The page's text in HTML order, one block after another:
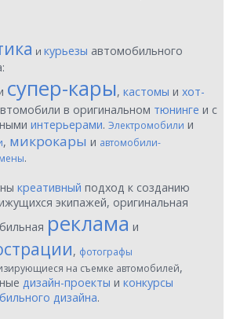
и курьезы автомобильного
супер-кары, кастомы и хот-
в оригинальном тюнинге и с
интерьерами. Электромобили и
, микрокары и автомобили-
.
креативный подход к созданию
экипажей, оригинальная
реклама и
, фотографы
на съемке автомобилей,
дизайн-проекты и конкурсы
дизайна.